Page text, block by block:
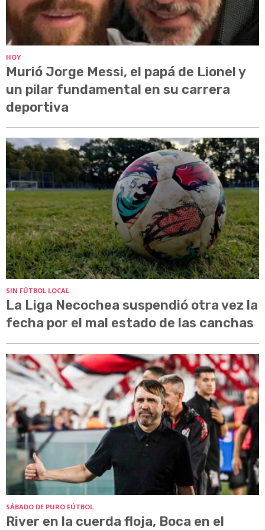
HOY
Murió Jorge Messi, el papá de Lionel y
un pilar fundamental en su carrera
deportiva
SIN FÚTBOL LOCAL
La Liga Necochea suspendió otra vez la
fecha por el mal estado de las canchas
SÁBADO DE PURO FÚTBOL
River en la cuerda floja, Boca en el